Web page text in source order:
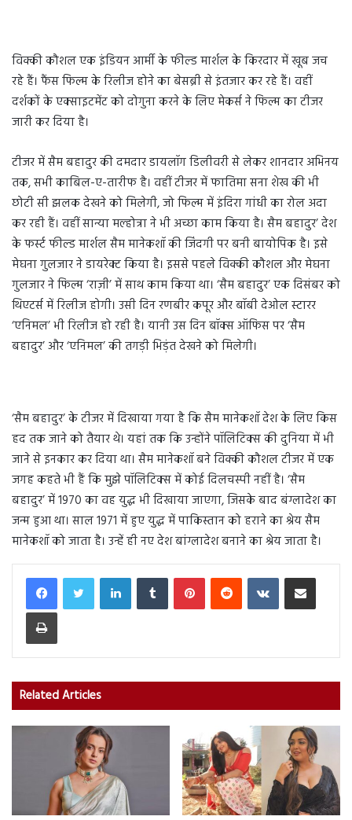
विक्की कौशल एक इंडियन आर्मी के फील्ड मार्शल के किरदार में खूब जच
रहे हैं। फैंस फिल्म के रिलीज होने का बेसब्री से इंतजार कर रहे हैं। वहीं
दर्शकों के एक्साइटमेंट को दोगुना करने के लिए मेकर्स ने फिल्म का टीजर
जारी कर दिया है।
टीजर में सैम बहादुर की दमदार डायलॉग डिलीवरी से लेकर शानदार अभिनय
तक, सभी काबिल-ए-तारीफ है। वहीं टीजर में फातिमा सना शेख की भी
छोटी सी झलक देखने को मिलेगी, जो फिल्म में इंदिरा गांधी का रोल अदा
कर रही हैं। वहीं सान्या मल्होत्रा ने भी अच्छा काम किया है। सैम बहादुर’ देश
के फर्स्ट फील्ड मार्शल सैम मानेकशॉ की जिंदगी पर बनी बायोपिक है। इसे
मेघना गुलजार ने डायरेक्ट किया है। इससे पहले विक्की कौशल और मेघना
गुलजार ने फिल्म ‘राज़ी’ में साथ काम किया था। ‘सैम बहादुर’ एक दिसंबर को
थिएटर्स में रिलीज होगी। उसी दिन रणबीर कपूर और बॉबी देओल स्टारर
‘एनिमल’ भी रिलीज हो रही है। यानी उस दिन बॉक्स ऑफिस पर ‘सैम
बहादुर’ और ‘एनिमल’ की तगड़ी भिड़ंत देखने को मिलेगी।
‘सैम बहादुर’ के टीजर में दिखाया गया है कि सैम मानेकशॉ देश के लिए किस
हद तक जाने को तैयार थे। यहां तक कि उन्होंने पॉलिटिक्स की दुनिया में भी
जाने से इनकार कर दिया था। सैम मानेकशॉ बने विक्की कौशल टीजर में एक
जगह कहते भी हैं कि मुझे पॉलिटिक्स में कोई दिलचस्पी नहीं है। ‘सैम
बहादुर’ में 1970 का वह युद्ध भी दिखाया जाएगा, जिसके बाद बंग्लादेश का
जन्म हुआ था। साल 1971 में हुए युद्ध में पाकिस्तान को हराने का श्रेय सैम
मानेकशॉ को जाता है। उन्हें ही नए देश बांग्लादेश बनाने का श्रेय जाता है।
LinkedInTumblr PinterestReddit VKontakteShare via Email
Print
Related Articles